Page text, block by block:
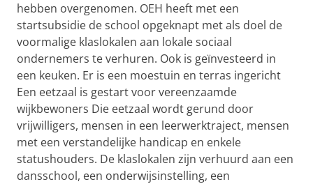
hebben overgenomen. OEH heeft met een
startsubsidie de school opgeknapt met als doel de
voormalige klaslokalen aan lokale sociaal
ondernemers te verhuren. Ook is geïnvesteerd in
een keuken. Er is een moestuin en terras ingericht
Een eetzaal is gestart voor vereenzaamde
wijkbewoners Die eetzaal wordt gerund door
vrijwilligers, mensen in een leerwerktraject, mensen
met een verstandelijke handicap en enkele
statushouders. De klaslokalen zijn verhuurd aan een
dansschool, een onderwijsinstelling, een